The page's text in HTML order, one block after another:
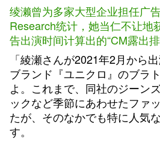
绫濑曾为多家大型企业担任广
Research统计，她当仁不让地
告出演时间计算出的“CM露出排
「綾瀬さんが2021年2月から
ブランド『ユニクロ』のブラ
よ。これまで、同社のジーン
ックなど季節にあわせたファ
たが、そのなかでも特に人気
す。